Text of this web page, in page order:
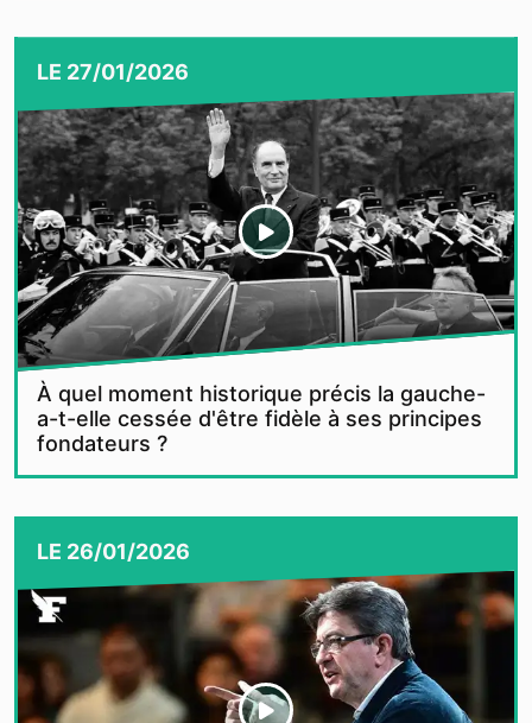
LE 27/01/2026
À quel moment historique précis la gauche-
a-t-elle cessée d'être fidèle à ses principes
fondateurs ?
LE 26/01/2026